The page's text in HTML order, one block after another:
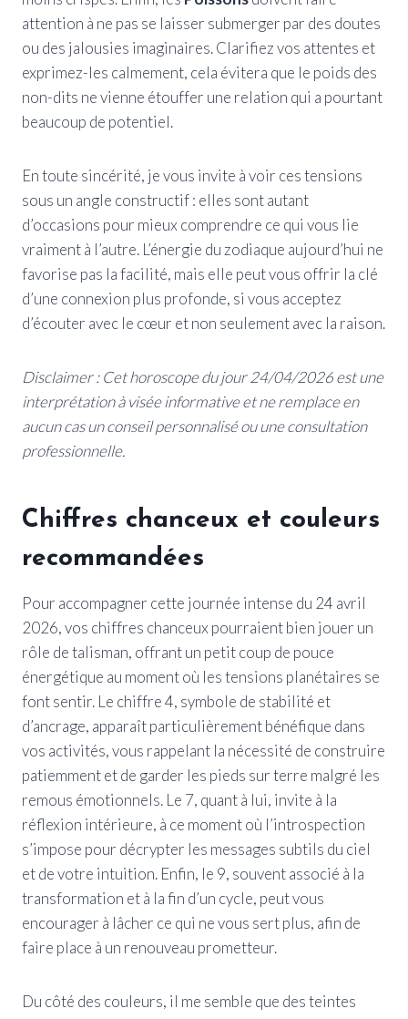
attention à ne pas se laisser submerger par des doutes
ou des jalousies imaginaires. Clarifiez vos attentes et
exprimez-les calmement, cela évitera que le poids des
non-dits ne vienne étouffer une relation qui a pourtant
beaucoup de potentiel.
En toute sincérité, je vous invite à voir ces tensions
sous un angle constructif : elles sont autant
d’occasions pour mieux comprendre ce qui vous lie
vraiment à l’autre. L’énergie du zodiaque aujourd’hui ne
favorise pas la facilité, mais elle peut vous offrir la clé
d’une connexion plus profonde, si vous acceptez
d’écouter avec le cœur et non seulement avec la raison.
Disclaimer : Cet horoscope du jour 24/04/2026 est une
interprétation à visée informative et ne remplace en
aucun cas un conseil personnalisé ou une consultation
professionnelle.
Chiffres chanceux et couleurs
recommandées
Pour accompagner cette journée intense du 24 avril
2026, vos chiffres chanceux pourraient bien jouer un
rôle de talisman, offrant un petit coup de pouce
énergétique au moment où les tensions planétaires se
font sentir. Le chiffre 4, symbole de stabilité et
d’ancrage, apparaît particulièrement bénéfique dans
vos activités, vous rappelant la nécessité de construire
patiemment et de garder les pieds sur terre malgré les
remous émotionnels. Le 7, quant à lui, invite à la
réflexion intérieure, à ce moment où l’introspection
s’impose pour décrypter les messages subtils du ciel
et de votre intuition. Enfin, le 9, souvent associé à la
transformation et à la fin d’un cycle, peut vous
encourager à lâcher ce qui ne vous sert plus, afin de
faire place à un renouveau prometteur.
Du côté des couleurs, il me semble que des teintes